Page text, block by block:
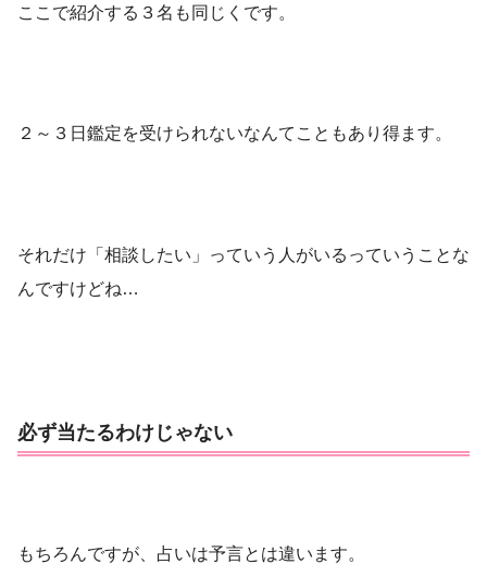
ここで紹介する３名も同じくです。
２～３日鑑定を受けられないなんてこともあり得ます。
それだけ「相談したい」っていう人がいるっていうことな
んですけどね…
必ず当たるわけじゃない
もちろんですが、占いは予言とは違います。